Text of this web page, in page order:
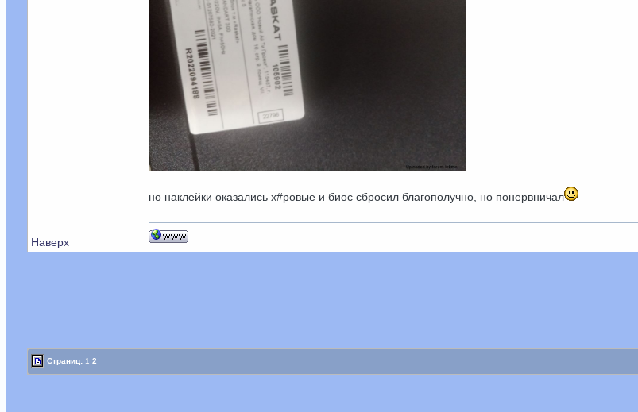
но наклейки оказались х#ровые и биос сбросил благополучно, но понервничал
Наверх
Страниц: 1 2